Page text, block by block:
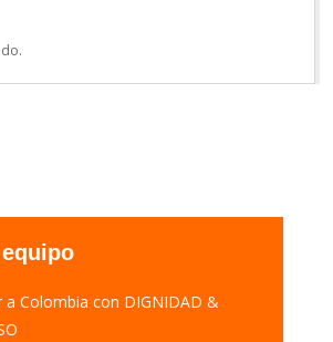
a Colombia con DIGNIDAD &